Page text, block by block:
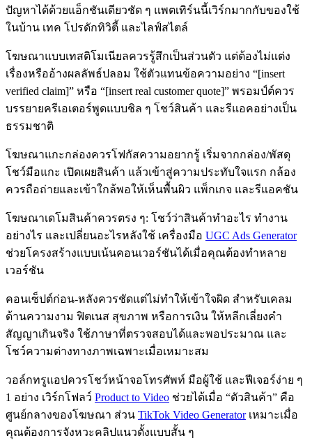
ปัญหาได้ด้วยแอ็กชันเดียวชัด ๆ แพตเทิร์นนี้เวิร์กมากกับของใช้
ในบ้าน เทค โปรดักทิวิตี้ และไลฟ์สไตล์
โฆษณาแบบเทสติโมเนียลควรรู้สึกเป็นส่วนตัว แต่ต้องไม่แต่ง
เรื่องหรืออ้างผลลัพธ์ปลอม ใช้ตัวแทนข้อความอย่าง “[insert
verified claim]” หรือ “[insert real customer quote]” พรอมป์ต์ควร
บรรยายครีเอเตอร์พูดแบบชิล ๆ โชว์สินค้า และรีแอคอย่างเป็น
ธรรมชาติ
โฆษณาแกะกล่องควรโฟกัสความอยากรู้ เริ่มจากกล่อง/พัสดุ
โชว์มือแกะ เปิดเผยสินค้า แล้วเข้าสู่ความประทับใจแรก กล้อง
ควรถือถ่ายและเข้าใกล้พอให้เห็นพื้นผิว แพ็กเกจ และรีแอคชัน
โฆษณาเดโมสินค้าควรตรง ๆ: โชว์ว่าสินค้าทำอะไร ทำงาน
อย่างไร และเปลี่ยนอะไรหลังใช้ เครื่องมือ UGC Ads Generator
ช่วยโครงสร้างแบบเน้นคอนเวอร์ชันได้เมื่อคุณต้องทำหลาย
เวอร์ชัน
คอนเซ็ปต์ก่อน-หลังควรชัดแต่ไม่ทำให้เข้าใจผิด สำหรับเคลม
ด้านความงาม ฟิตเนส สุขภาพ หรือการเงิน ให้หลีกเลี่ยงคำ
สัญญาเกินจริง ใช้ภาษาที่ตรวจสอบได้และพอประมาณ และ
โชว์ความต่างทางภาพเฉพาะเมื่อเหมาะสม
วอล์กทรูแอปควรโชว์หน้าจอโทรศัพท์ มือผู้ใช้ และฟีเจอร์ง่าย ๆ
1 อย่าง เวิร์กโฟลว์ Product to Video ช่วยได้เมื่อ “ตัวสินค้า” คือ
ศูนย์กลางของโฆษณา ส่วน TikTok Video Generatorเหมาะเมื่อ
คุณต้องการจังหวะคลิปแนวตั้งแบบสั้น ๆ